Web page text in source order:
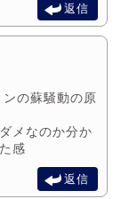
返信
の蘇騒動の原
メなのか分か
感
返信